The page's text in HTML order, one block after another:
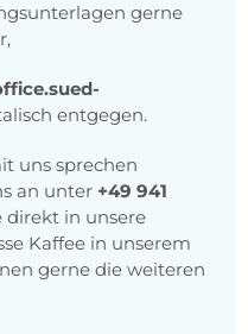
gerne
entgegen.
uns sprechen
an unter +49 941
in unsere
Kaffee in unserem
gerne die weiteren